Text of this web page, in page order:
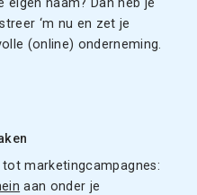
naam? Dan heb je
‘m nu en zet je
(online) onderneming.
marketingcampagnes:
aan onder je